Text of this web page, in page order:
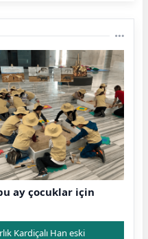
ay çocuklar için
Kardiçalı Han eski